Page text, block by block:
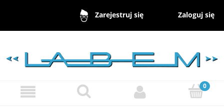
Zarejestruj się Zaloguj się